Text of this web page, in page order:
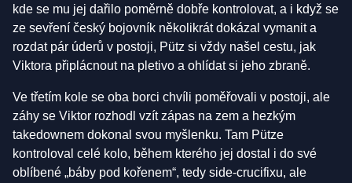
kde se mu jej dařilo poměrně dobře kontrolovat, a i když se
ze sevření český bojovník několikrát dokázal vymanit a
rozdat pár úderů v postoji, Pütz si vždy našel cestu, jak
Viktora připlácnout na pletivo a ohlídat si jeho zbraně.
Ve třetím kole se oba borci chvíli poměřovali v postoji, ale
záhy se Viktor rozhodl vzít zápas na zem a hezkým
takedownem dokonal svou myšlenku. Tam Pütze
kontroloval celé kolo, během kterého jej dostal i do své
oblíbené „báby pod kořenem“, tedy side-crucifixu, ale